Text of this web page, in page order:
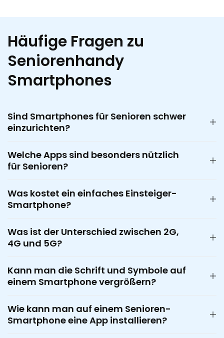
Häufige Fragen zu
Seniorenhandy
Smartphones
Sind Smartphones für Senioren schwer
einzurichten?
Welche Apps sind besonders nützlich
für Senioren?
Was kostet ein einfaches Einsteiger-
Smartphone?
Was ist der Unterschied zwischen 2G,
4G und 5G?
Kann man die Schrift und Symbole auf
einem Smartphone vergrößern?
Wie kann man auf einem Senioren-
Smartphone eine App installieren?